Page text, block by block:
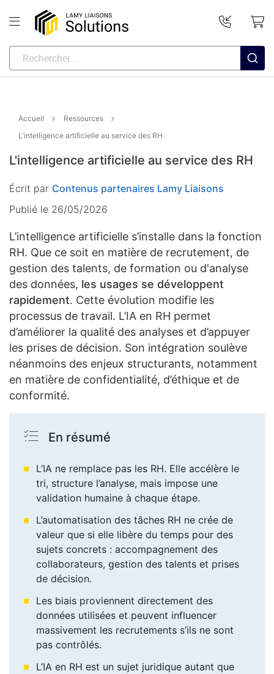
Accueil
Ressources
L'intelligence artificielle au service des RH
L'intelligence artificielle au service des RH
Écrit par Contenus partenaires Lamy Liaisons
Publié le 26/05/2026
L’intelligence artificielle s’installe dans la fonction
RH. Que ce soit en matière de recrutement, de
gestion des talents, de formation ou d'analyse
des données, les usages se développent
rapidement. Cette évolution modifie les
processus de travail. L’IA en RH permet
d’améliorer la qualité des analyses et d’appuyer
les prises de décision. Son intégration soulève
néanmoins des enjeux structurants, notamment
en matière de confidentialité, d’éthique et de
conformité.
En résumé
L’IA ne remplace pas les RH. Elle accélère le
tri, structure l’analyse, mais impose une
validation humaine à chaque étape.
L’automatisation des tâches RH ne crée de
valeur que si elle libère du temps pour des
sujets concrets : accompagnement des
collaborateurs, gestion des talents et prises
de décision.
Les biais proviennent directement des
données utilisées et peuvent influencer
massivement les recrutements s’ils ne sont
pas contrôlés.
L’IA en RH est un sujet juridique autant que